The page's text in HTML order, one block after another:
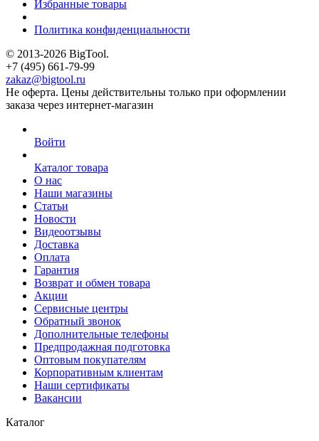
Избранные товары
Политика конфиденциальности
© 2013-2026 BigTool.
+7 (495) 661-79-99
zakaz@bigtool.ru
Не оферта. Цены действительны только при оформлении
заказа через интернет-магазин
Войти
Каталог товара
О нас
Наши магазины
Статьи
Новости
Видеоотзывы
Доставка
Оплата
Гарантия
Возврат и обмен товара
Акции
Сервисные центры
Обратный звонок
Дополнительные телефоны
Предпродажная подготовка
Оптовым покупателям
Корпоративным клиентам
Наши сертификаты
Вакансии
Каталог